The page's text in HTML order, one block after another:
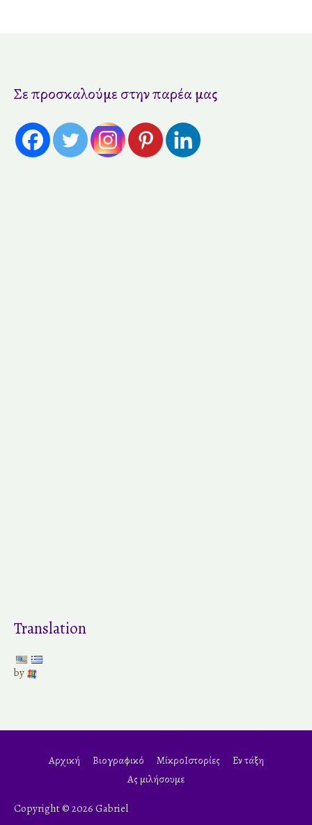
Σε προσκαλούμε στην παρέα μας
Translation
by
Αρχική Βιογραφικό ΜίκροΙστορίες
Εν τάξη
Ας μιλήσουμε
Copyright © 2026 Gabriel